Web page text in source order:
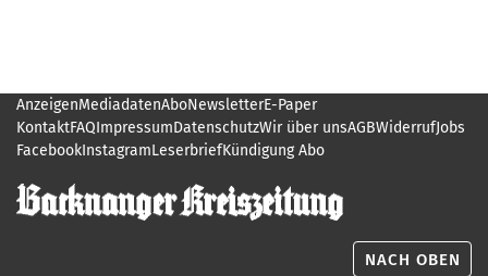
AnzeigenMediadatenAboNewsletterE-Paper
KontaktFAQImpressumDatenschutzWir über unsAGBWiderrufJobs
FacebookInstagramLeserbriefKündigung Abo
NACH OBEN